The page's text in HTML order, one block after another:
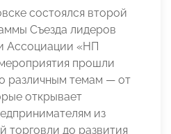
состоялся второй
Съезда лидеров
«НП
прошли
различным темам — от
открывает
из
торговли до развития